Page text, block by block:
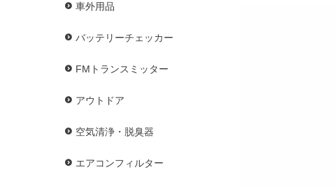
車外用品
バッテリーチェッカー
FMトランスミッター
アウトドア
空気清浄・脱臭器
エアコンフィルター